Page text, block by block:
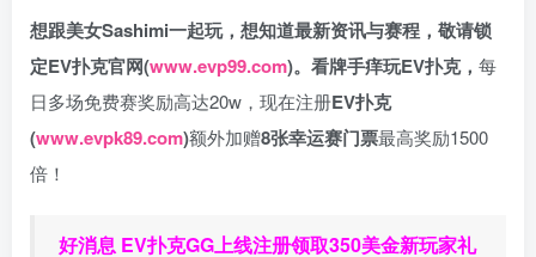
想跟美女Sashimi一起玩， 想知道最新资讯与赛程， 敬请锁
定EV扑克官网(www.evp99.com)。 看牌手痒玩EV扑克， 每
日多场免费赛奖励高达20w，现在注册EV扑克
(www.evpk89.com)额外加赠8张幸运赛门票最高奖励1500
倍！
好消息 EV扑克GG上线注册领取350美金新玩家礼